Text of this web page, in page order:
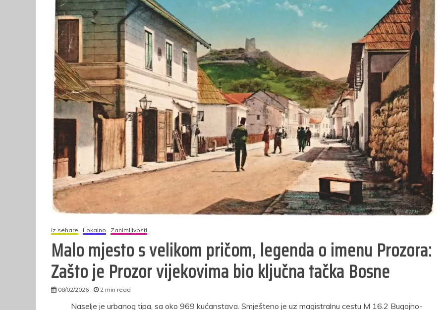
Iz sehare Lokalno Zanimljivosti
Malo mjesto s velikom pričom, legenda o imenu Prozora:
Zašto je Prozor vijekovima bio ključna tačka Bosne
08/02/2026
2 min read
Naselje je urbanog tipa, sa oko 969 kućanstava. Smješteno je uz magistralnu cestu M 16.2 Bugojno-
JAVNI KONKURS za
prijem kandidata –
kadeta radi obuke i
prijema u radni
odnos u Sudsku
policiju u Federaciji
Bosne i
Hercegovine
25/02/2026
10 min read
Javni poziv za
odrađivanje
volonterskog rada
u Općini Prozor za
2026. godinu
29/05/2026
2 min read